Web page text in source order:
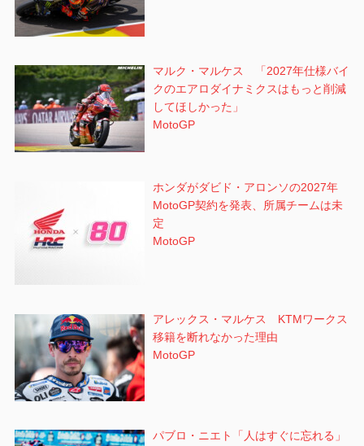
マルク・マルケス 「2027年仕様バイ
クのエアロダイナミクスはもっと削減
してほしかった」
MotoGP
ホンダがダビド・アロンソの2027年
MotoGP契約を発表、所属チームは未
定
MotoGP
アレックス・マルケス KTMワークス
移籍を断れなかった理由
MotoGP
パブロ・ニエト「人はすぐに忘れる」